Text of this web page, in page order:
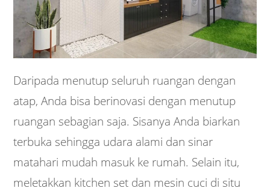
Daripada menutup seluruh ruangan dengan
atap, Anda bisa berinovasi dengan menutup
ruangan sebagian saja. Sisanya Anda biarkan
terbuka sehingga udara alami dan sinar
matahari mudah masuk ke rumah. Selain itu,
meletakkan kitchen set dan mesin cuci di situ